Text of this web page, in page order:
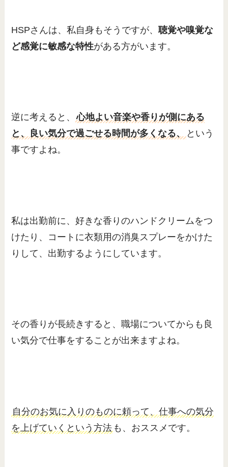
HSPさんは、私自身もそうですが、聴覚や嗅覚な
ど感覚に敏感な特性がある方がいます。
逆に考えると、 心地よい音楽や香りが側にある
と、良い気分で過ごせる時間が多くなる、
という
事ですよね。
私は出勤前に、好きな香りのハンドクリームをつ
けたり、コートに衣類用の消臭スプレーをかけた
りして、出勤するようにしています。
その香りが長続きすると、職場についてからも良
い気分で仕事をすることが出来ますよね。
自分のお気に入りのものに頼って、仕事への気分
を上げていくという方法 も、おススメです。